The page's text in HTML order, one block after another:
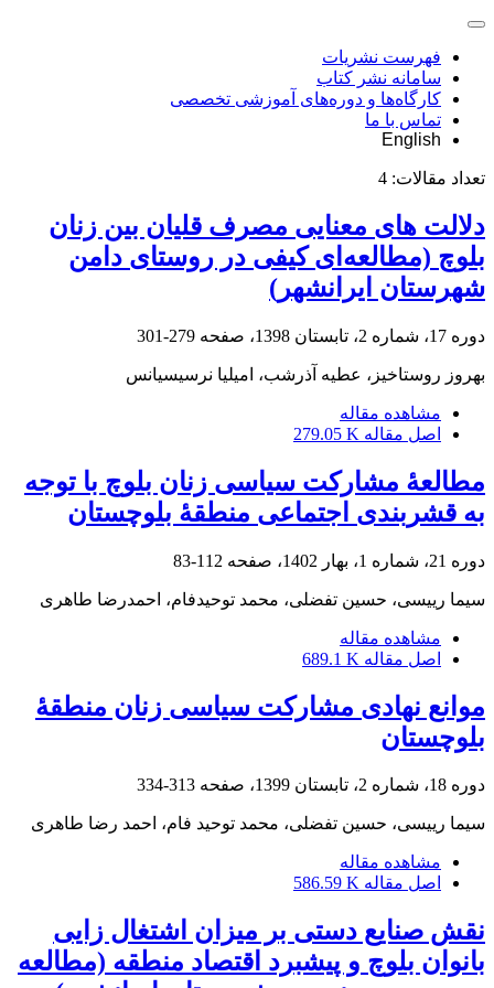
فهرست نشریات
سامانه نشر کتاب
کارگاه‌ها و دوره‌های آموزشی تخصصی
تماس با ما
English
تعداد مقالات: 4
دلالت‏ های معنایی مصرف قلیان بین زنان
بلوچ (مطالعه‌ای کیفی در روستای دامن
شهرستان ایرانشهر)
دوره 17، شماره 2، تابستان 1398، صفحه 279-301
بهروز روستاخیز، عطیه آذرشب، امیلیا نرسیسیانس
مشاهده مقاله
اصل مقاله 279.05 K
مطالعۀ مشارکت سیاسی زنان بلوچ با توجه
به قشربندی اجتماعی منطقۀ بلوچستان
دوره 21، شماره 1، بهار 1402، صفحه 112-83
سیما رییسی، حسین تفضلی، محمد توحیدفام، احمدرضا طاهری
مشاهده مقاله
اصل مقاله 689.1 K
موانع نهادی مشارکت سیاسی زنان منطقۀ
بلوچستان
دوره 18، شماره 2، تابستان 1399، صفحه 313-334
سیما رییسی، حسین تفضلی، محمد توحید فام، احمد رضا طاهری
مشاهده مقاله
اصل مقاله 586.59 K
نقش صنایع‏ دستی بر میزان اشتغال ‏زایی
بانوان بلوچ و پیشبرد اقتصاد منطقه (مطالعه